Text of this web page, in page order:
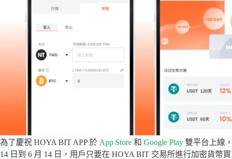
為了慶祝 HOYA BIT APP 於 App Store 和 Google Play 雙平台上線
14 日到 6 月 14 日，用戶只要在 HOYA BIT 交易所進行加密貨幣